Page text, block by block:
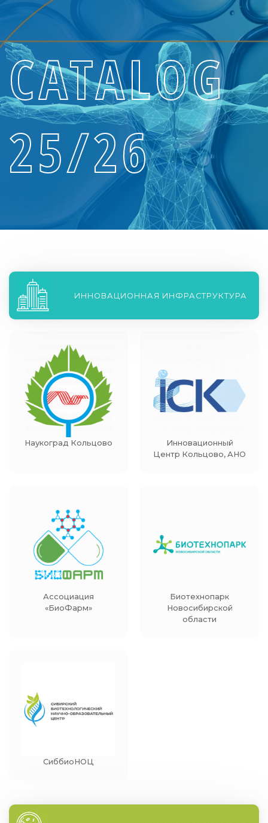
CATALOG
25/26
ИННОВАЦИОННАЯ ИНФРАСТРУКТУРА
Наукоград Кольцово
Инновационный
Центр Кольцово, АНО
Ассоциация
«БиоФарм»
Биотехнопарк
Новосибирской
области
СиббиоНОЦ